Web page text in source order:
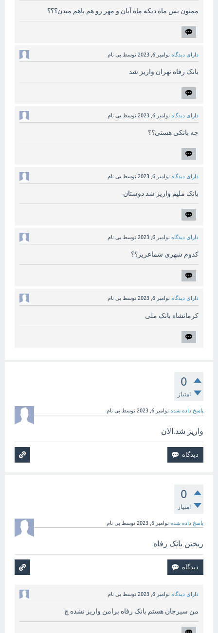
ممنون بس ماه دیکه ماه آبان و مهر رو هم باهم میدن؟؟؟
دارای دیدگاه نوامبر 6, 2023 توسط بی نام
بانک رفاه تهران واریز شد
دارای دیدگاه نوامبر 6, 2023 توسط بی نام
چه بانکی هستی؟؟
دارای دیدگاه نوامبر 6, 2023 توسط بی نام
بانک ملیم واریز شد دوستان
دارای دیدگاه نوامبر 6, 2023 توسط بی نام
کدوم شهری شماعزیز؟؟
دارای دیدگاه نوامبر 6, 2023 توسط بی نام
کرمانشاه بانک ملی
0
امتیاز
پاسخ داده شده نوامبر 6, 2023 توسط بی نام
واریز شد.الان
0
امتیاز
پاسخ داده شده نوامبر 6, 2023 توسط بی نام
ریختن.بانک رفاه
دارای دیدگاه نوامبر 6, 2023 توسط بی نام
من سیرجان هستم بانک رفاه برامن واریز نشده چ